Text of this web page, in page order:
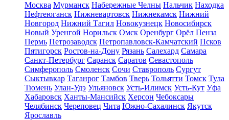
Москва Мурманск Набережные Челны Нальчик Находка
Нефтеюганск Нижневартовск Нижнекамск Нижний
Новгород Нижний Тагил Новокузнецк Новосибирск
Новый Уренгой Норильск Омск Оренбург Орёл Пенза
Пермь Петрозаводск Петропавловск-Камчатский Псков
Пятигорск Ростов-на-Дону Рязань Салехард Самара
Санкт-Петербург Саранск Саратов Севастополь
Симферополь Смоленск Сочи Ставрополь Сургут
Сыктывкар Таганрог Тамбов Тверь Тольятти Томск Тула
Тюмень Улан-Удэ Ульяновск Усть-Илимск Усть-Кут Уфа
Хабаровск Ханты-Мансийск Херсон Чебоксары
Челябинск Череповец Чита Южно-Сахалинск Якутск
Ярославль